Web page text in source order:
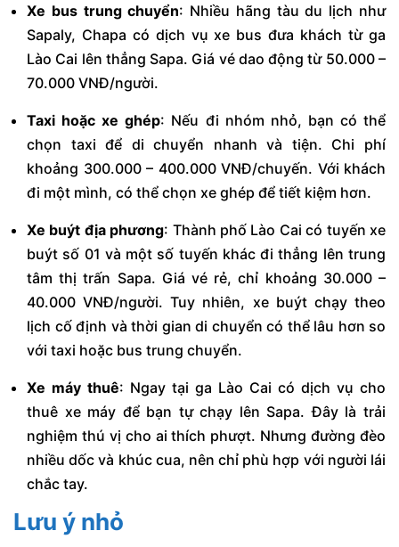
Xe bus trung chuyển: Nhiều hãng tàu du lịch như
Sapaly, Chapa có dịch vụ xe bus đưa khách từ ga
Lào Cai lên thẳng Sapa. Giá vé dao động từ 50.000 –
70.000 VNĐ/người.
Taxi hoặc xe ghép: Nếu đi nhóm nhỏ, bạn có thể
chọn taxi để di chuyển nhanh và tiện. Chi phí
khoảng 300.000 – 400.000 VNĐ/chuyến. Với khách
đi một mình, có thể chọn xe ghép để tiết kiệm hơn.
Xe buýt địa phương: Thành phố Lào Cai có tuyến xe
buýt số 01 và một số tuyến khác đi thẳng lên trung
tâm thị trấn Sapa. Giá vé rẻ, chỉ khoảng 30.000 –
40.000 VNĐ/người. Tuy nhiên, xe buýt chạy theo
lịch cố định và thời gian di chuyển có thể lâu hơn so
với taxi hoặc bus trung chuyển.
Xe máy thuê: Ngay tại ga Lào Cai có dịch vụ cho
thuê xe máy để bạn tự chạy lên Sapa. Đây là trải
nghiệm thú vị cho ai thích phượt. Nhưng đường đèo
nhiều dốc và khúc cua, nên chỉ phù hợp với người lái
chắc tay.
Lưu ý nhỏ